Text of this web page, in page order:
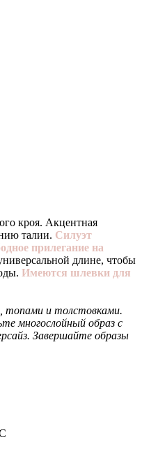
кроя. Акцентная
талии. Силуэт
прилегание на
длине, чтобы
Имеются шлевки для
и толстовками.
многослойный образ с
Завершайте образы